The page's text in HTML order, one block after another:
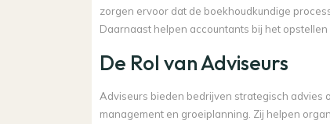
zorgen ervoor dat de boekhoudkundige
Daarnaast helpen accountants bij het
De Rol van Adviseurs
Adviseurs bieden bedrijven strategisch advies
management en groeiplanning. Zij helpen